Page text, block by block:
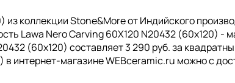
коллекции Stone&More от Индийского
Lawa Nero Carving 60X120 N20432 (60x120) -
(60x120) составляет 3 290 руб. за
интернет-магазине WEBceramic.ru можно с